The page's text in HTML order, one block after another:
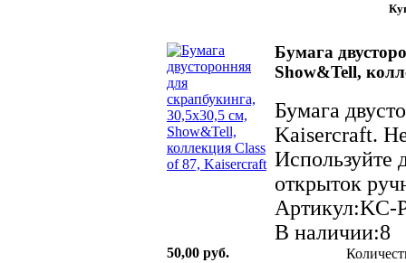
Бумага
Show&Tell,
Бумага
Kaisercraft.
Используйте
открыток
Артикул:KC-
В наличии:8
50,00 руб.